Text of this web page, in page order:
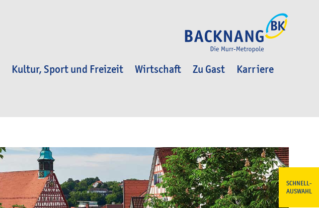
Kultur, Sport und Freizeit Wirtschaft Zu Gast
Karriere
SCHNELL-
AUSWAHL